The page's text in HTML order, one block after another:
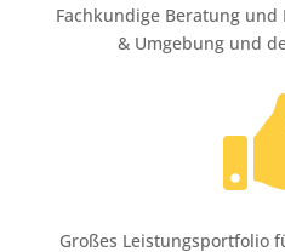
Fachkundige Beratung
& Umgebung und
Großes Leistungsportfolio